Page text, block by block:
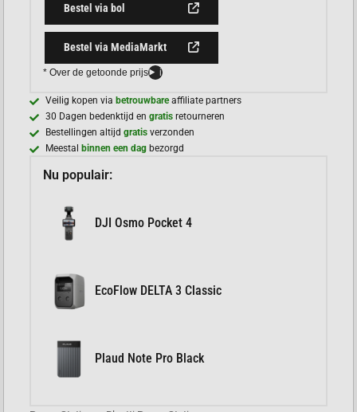
Bestel via bol
Bestel via MediaMarkt
* Over de getoonde prijs i
Veilig kopen viabetrouwbareaffiliate partners
30 Dagen bedenktijd engratis retourneren
Bestellingen altijdgratisverzonden
Meestalbinnen een dag bezorgd
Nu populair:
DJI Osmo Pocket 4
EcoFlow DELTA 3 Classic
Plaud Note Pro Black